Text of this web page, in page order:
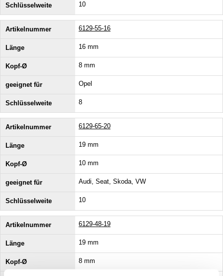
10
6129-55-16
16 mm
8 mm
Opel
8
6129-65-20
19 mm
10 mm
Audi, Seat, Skoda, VW
10
6129-48-19
19 mm
8 mm